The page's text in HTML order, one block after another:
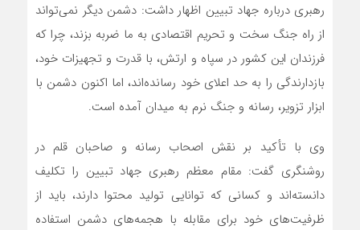
رهبری درباره جهاد تبیین اظهار داشت: دشمن دیگر نمی‌تواند
از راه جنگ سخت و تحریم اقتصادی به ما ضربه بزند، چرا که
فرزندان این کشور در سپاه و ارتش، با قدرت و تجهیزات خود،
بازدارندگی را به حد اعلای خود رسانده‌اند، اما اکنون دشمن با
ابزار تزویر، رسانه و جنگ نرم به میدان آمده است.
وی با تأکید بر نقش اصحاب رسانه و صاحبان قلم در
روشنگری گفت: مقام معظم رهبری جهاد تبیین را تکلیف
دانسته‌اند و کسانی که توانایی تولید محتوا دارند، باید از
ظرفیت‌های خود برای مقابله با هجمه‌های دشمن استفاده